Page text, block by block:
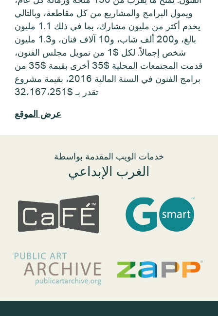
عرض الموقع
خدمات الويب المقدمة بواسطة
الغرب الإبداعي
الاتصال / الدعم
المهن
مجموعات الوسائط
نموذج W-9
إمكانية الوصول
الشروط والأحكام